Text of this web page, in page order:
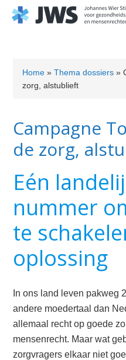
primary
navigation
content
footerHome »Thema dossiers »
zorg, alstublieft
Campagne
de zorg,
Eén
nummer
te
oplossing
In ons land leven pakweg
andere moedertaal dan
allemaal recht op goede
mensenrecht. Maar wat
zorgvragers elkaar niet